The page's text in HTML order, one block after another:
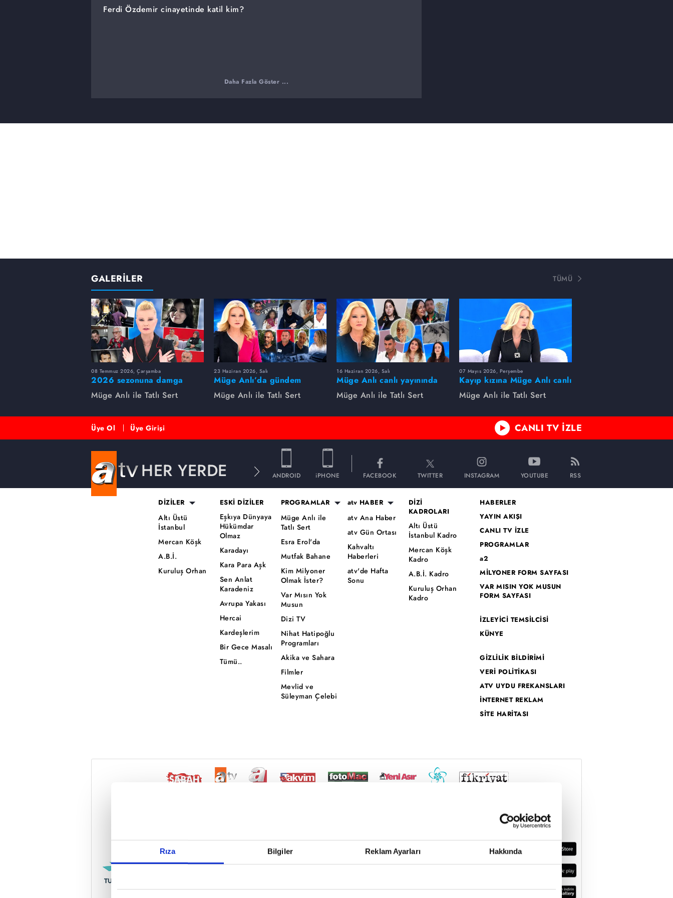
Rıza Bilgiler Reklam Ayarları Hakkında
Reddet
Ferdi Özdemir cinayetinde katil kim?
Daha Fazla Göster ...
GALERİLER TÜMÜ
08 Temmuz 2026, Çarşamba
2026 sezonuna damga
vuran 5 Müge Anlı
dosyası...
Müge Anlı ile Tatlı Sert
23 Haziran 2026, Salı
Müge Anlı’da gündem
sarsıldı! Kayıp dosyaları ve
aile ihanetleri herkesi şoke
Müge Anlı ile Tatlı Sert
16 Haziran 2026, Salı
Müge Anlı canlı yayınında
dikkat çeken gelişmeler
yaşandı. Kayıp,
Müge Anlı ile Tatlı Sert
07 Mayıs 2026, Perşembe
Kayıp kızına Müge Anlı canlı
yayında kavuştu
Müge Anlı ile Tatlı Sert
Üye Ol Üye Girişi CANLI TV İZLE
HER YERDE ANDROID iPHONE FACEBOOK TWITTER INSTAGRAM YOUTUBE RSS
DİZİLER
Altı Üstü
İstanbul
Mercan Köşk
A.B.İ.
Kuruluş Orhan
ESKİ DİZİLER
Eşkıya Dünyaya
Hükümdar
Olmaz
Karadayı
Kara Para Aşk
Sen Anlat
Karadeniz
Avrupa Yakası
Hercai
Kardeşlerim
Bir Gece Masalı
Tümü..
PROGRAMLAR
Müge Anlı ile
Tatlı Sert
Esra Erol'da
Mutfak Bahane
Kim Milyoner
Olmak İster?
Var Mısın Yok
Musun
Dizi TV
Nihat Hatipoğlu
Programları
Akika ve Sahara
Filmler
Mevlid ve
Süleyman Çelebi
atv HABER
atv Ana Haber
atv Gün Ortası
Kahvaltı
Haberleri
atv'de Hafta
Sonu
DİZİ
KADROLARI
Altı Üstü
İstanbul Kadro
Mercan Köşk
Kadro
A.B.İ. Kadro
Kuruluş Orhan
Kadro
HABERLER
YAYIN AKIŞI
CANLI TV İZLE
PROGRAMLAR
a2
MİLYONER FORM SAYFASI
VAR MISIN YOK MUSUN
FORM SAYFASI
İZLEYİCİ TEMSİLCİSİ
KÜNYE
GİZLİLİK BİLDİRİMİ
VERİ POLİTİKASI
ATV UYDU FREKANSLARI
İNTERNET REKLAM
SİTE HARİTASI